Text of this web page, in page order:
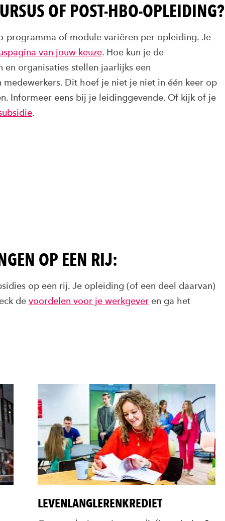
OF POST-HBO-OPLEIDING?
programma of module variëren per opleiding. Je
van jouw keuze. Hoe kun je de
en organisaties stellen jaarlijks een
Dit hoef je niet je niet in één keer op
Informeer eens bij je leidinggevende. Of kijk of je
.
OP EEN RIJ:
op een rij. Je opleiding (of een deel daarvan)
de voordelen voor je werkgever en ga het
LEVENLANGLERENKREDIET